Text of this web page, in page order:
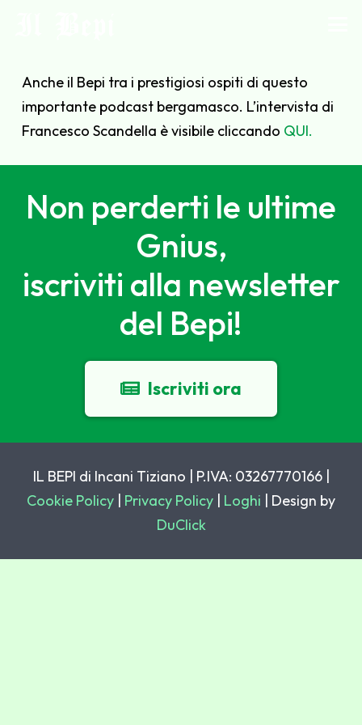
Anche il Bepi tra i prestigiosi ospiti di questo
importante podcast bergamasco. L’intervista di
Francesco Scandella è visibile cliccando QUI.
Non perderti le ultime
Gnius,
iscriviti alla newsletter
del Bepi!
Iscriviti ora
IL BEPI di Incani Tiziano | P.IVA: 03267770166 |
Cookie Policy
Privacy Policy Loghi | Design by
DuClick